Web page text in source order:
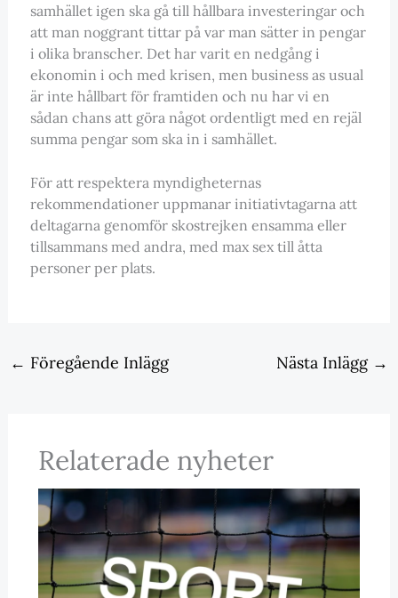
samhället igen ska gå till hållbara investeringar och
att man noggrant tittar på var man sätter in pengar
i olika branscher. Det har varit en nedgång i
ekonomin i och med krisen, men business as usual
är inte hållbart för framtiden och nu har vi en
sådan chans att göra något ordentligt med en rejäl
summa pengar som ska in i samhället.
För att respektera myndigheternas
rekommendationer uppmanar initiativtagarna att
deltagarna genomför skostrejken ensamma eller
tillsammans med andra, med max sex till åtta
personer per plats.
← Föregående Inlägg Nästa Inlägg →
Relaterade nyheter